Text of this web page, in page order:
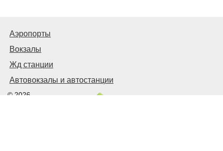
Аэропорты
Вокзалы
Жд станции
Автовокзалы и автостанции
© 2026